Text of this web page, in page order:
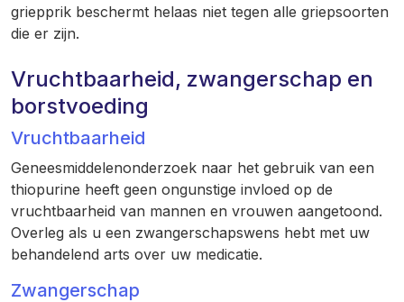
griepprik beschermt helaas niet tegen alle griepsoorten
die er zijn.
Vruchtbaarheid, zwangerschap en
borstvoeding
Vruchtbaarheid
Geneesmiddelenonderzoek naar het gebruik van een
thiopurine heeft geen ongunstige invloed op de
vruchtbaarheid van mannen en vrouwen aangetoond.
Overleg als u een zwangerschapswens hebt met uw
behandelend arts over uw medicatie.
Zwangerschap